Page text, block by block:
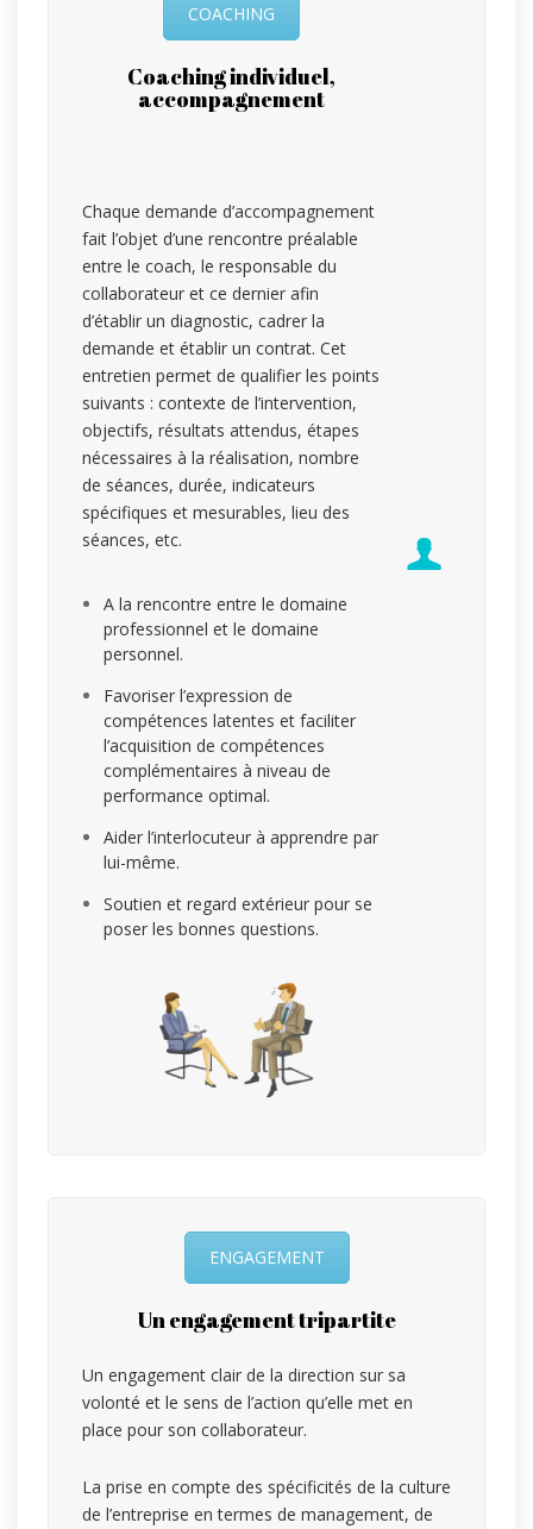
COACHING
Coaching individuel,
accompagnement
Chaque demande d’accompagnement
fait l’objet d’une rencontre préalable
entre le coach, le responsable du
collaborateur et ce dernier afin
d’établir un diagnostic, cadrer la
demande et établir un contrat. Cet
entretien permet de qualifier les points
suivants : contexte de l’intervention,
objectifs, résultats attendus, étapes
nécessaires à la réalisation, nombre
de séances, durée, indicateurs
spécifiques et mesurables, lieu des
séances, etc.
A la rencontre entre le domaine
professionnel et le domaine
personnel.
Favoriser l’expression de
compétences latentes et faciliter
l’acquisition de compétences
complémentaires à niveau de
performance optimal.
Aider l’interlocuteur à apprendre par
lui-même.
Soutien et regard extérieur pour se
poser les bonnes questions.
ENGAGEMENT
Un engagement tripartite
Un engagement clair de la direction sur sa
volonté et le sens de l’action qu’elle met en
place pour son collaborateur.
La prise en compte des spécificités de la culture
de l’entreprise en termes de management, de